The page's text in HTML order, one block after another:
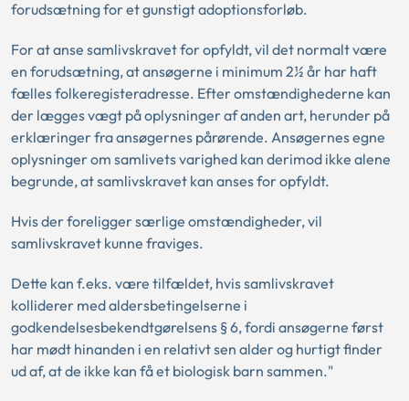
forudsætning for et gunstigt adoptionsforløb.
For at anse samlivskravet for opfyldt, vil det normalt være
en forudsætning, at ansøgerne i minimum 2½ år har haft
fælles folkeregisteradresse. Efter omstændighederne kan
der lægges vægt på oplysninger af anden art, herunder på
erklæringer fra ansøgernes pårørende. Ansøgernes egne
oplysninger om samlivets varighed kan derimod ikke alene
begrunde, at samlivskravet kan anses for opfyldt.
Hvis der foreligger særlige omstændigheder, vil
samlivskravet kunne fraviges.
Dette kan f.eks. være tilfældet, hvis samlivskravet
kolliderer med aldersbetingelserne i
godkendelsesbekendtgørelsens § 6, fordi ansøgerne først
har mødt hinanden i en relativt sen alder og hurtigt finder
ud af, at de ikke kan få et biologisk barn sammen."